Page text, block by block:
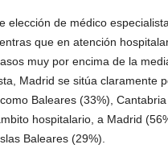
elección de médico
que en atención
muy por encima de la
Madrid se sitúa claramente
Baleares (33%),
hospitalario, a Madrid
Baleares (29%).